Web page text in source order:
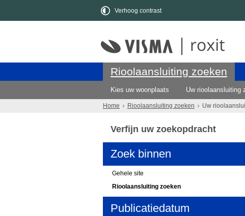
Verhoog contrast
Rioolaansluiting zoeken
Kies uw woonplaats Uw rioolaansluiting
Home Rioolaansluiting zoeken Uw
Verfijn uw zoekopdracht
Zoek binnen
Gehele site
Rioolaansluiting zoeken
Publicatiedatum